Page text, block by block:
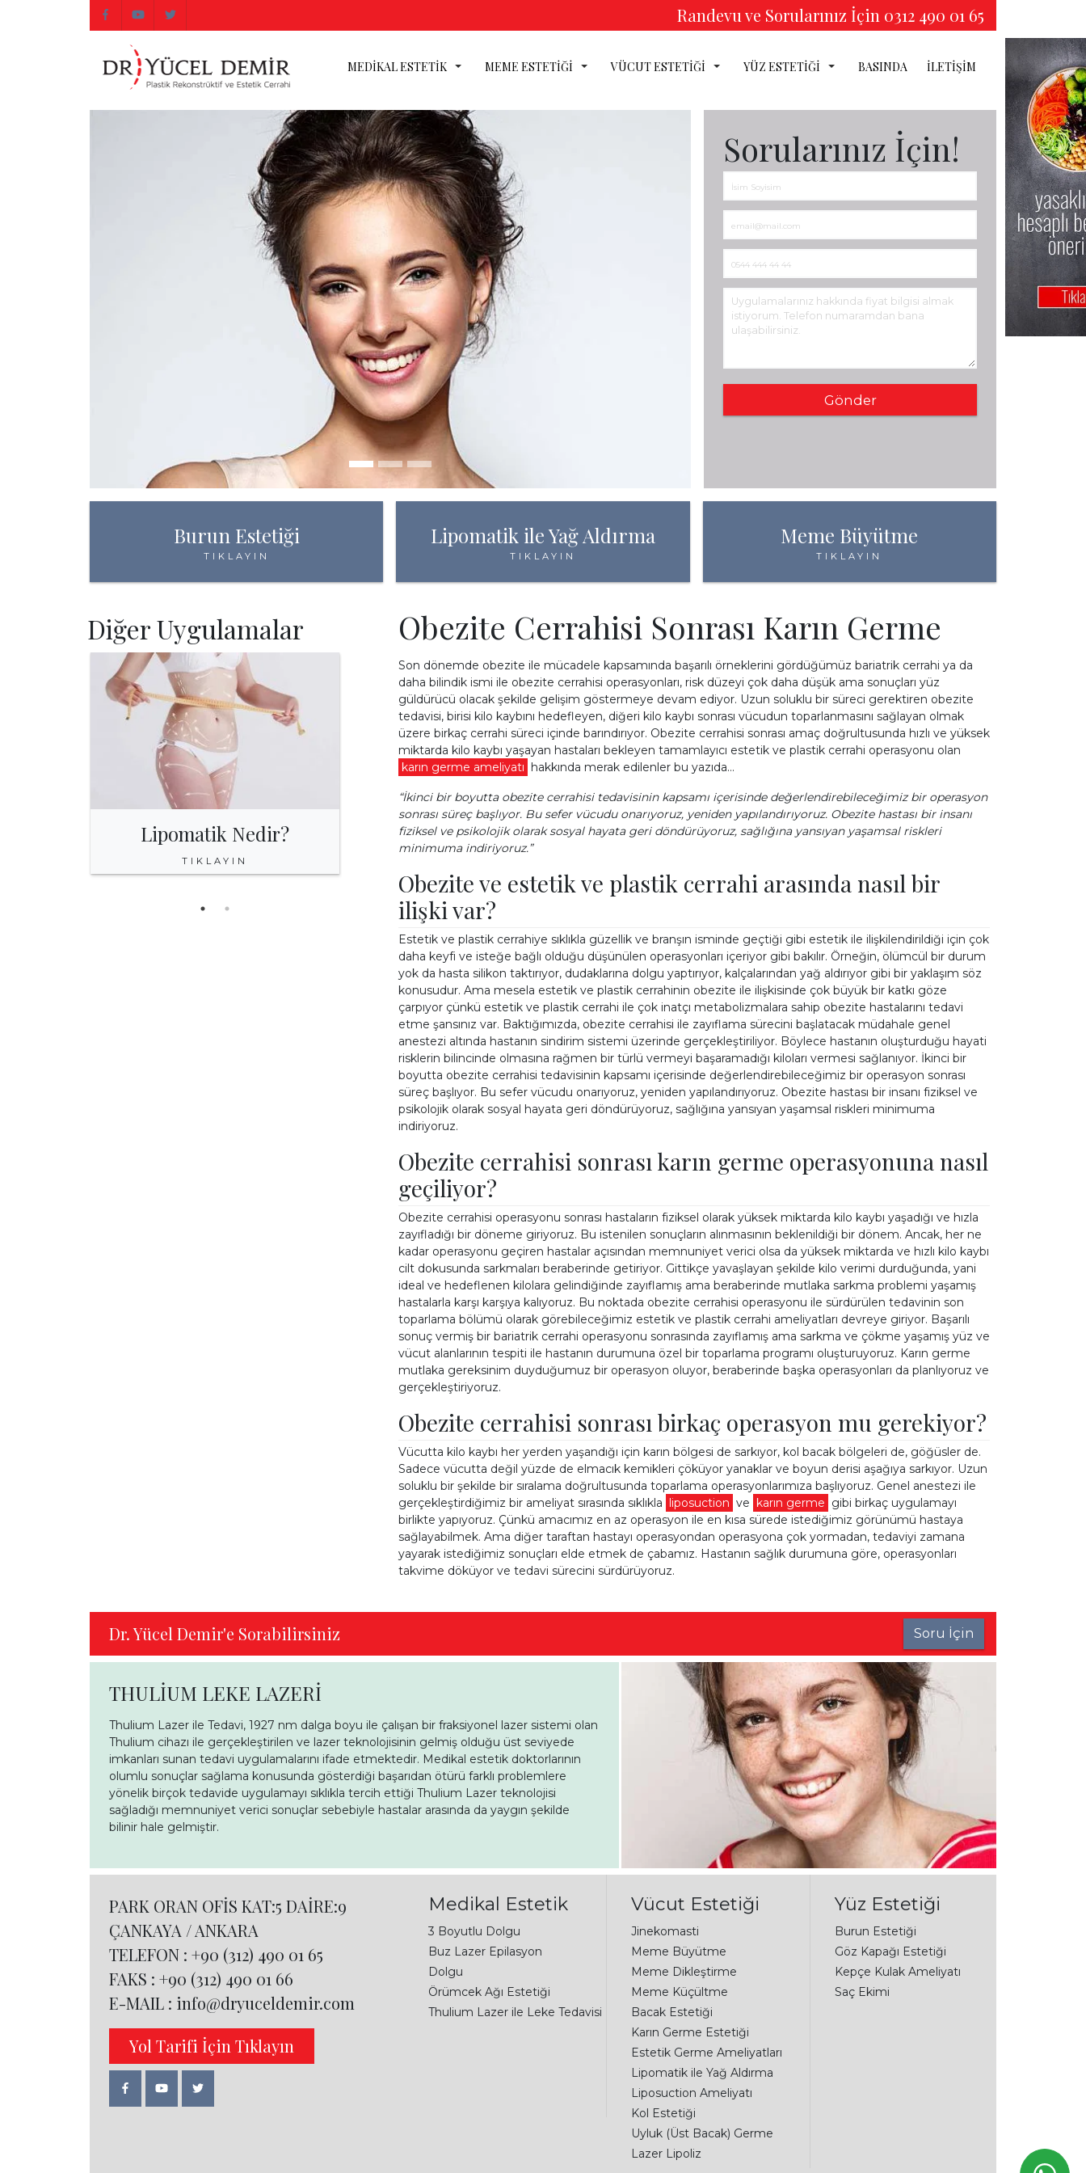
Randevu ve Sorularınız İçin 0312 490 01 65
MEDİKAL ESTETİK MEME ESTETİĞİ VÜCUT ESTETİĞİ YÜZ ESTETİĞİ BASINDA İLETİŞİM
MEDİKAL ESTETİK
MEME ESTETİĞİ
VÜCUT ESTETİĞİ
YÜZ ESTETİĞİ
BASINDA
İLETİŞİM
Sorularınız İçin!
Burun Estetiği
TIKLAYIN
Lipomatik ile Yağ Aldırma
TIKLAYIN
Meme Büyütme
TIKLAYIN
Diğer Uygulamalar
Lipomatik Nedir?
TIKLAYIN
Estetik Germe
Ameliyatları
TIKLAYIN
Obezite Cerrahisi Sonrası Karın Germe
Son dönemde obezite ile mücadele kapsamında başarılı örneklerini gördüğümüz bariatrik cerrahi ya da
daha bilindik ismi ile obezite cerrahisi operasyonları, risk düzeyi çok daha düşük ama sonuçları yüz
güldürücü olacak şekilde gelişim göstermeye devam ediyor. Uzun soluklu bir süreci gerektiren obezite
tedavisi, birisi kilo kaybını hedefleyen, diğeri kilo kaybı sonrası vücudun toparlanmasını sağlayan olmak
üzere birkaç cerrahi süreci içinde barındırıyor. Obezite cerrahisi sonrası amaç doğrultusunda hızlı ve yüksek
miktarda kilo kaybı yaşayan hastaları bekleyen tamamlayıcı estetik ve plastik cerrahi operasyonu olan
karın germe ameliyatı hakkında merak edilenler bu yazıda…
“İkinci bir boyutta obezite cerrahisi tedavisinin kapsamı içerisinde değerlendirebileceğimiz bir operasyon
sonrası süreç başlıyor. Bu sefer vücudu onarıyoruz, yeniden yapılandırıyoruz. Obezite hastası bir insanı
fiziksel ve psikolojik olarak sosyal hayata geri döndürüyoruz, sağlığına yansıyan yaşamsal riskleri
minimuma indiriyoruz.”
Obezite ve estetik ve plastik cerrahi arasında nasıl bir
ilişki var?
Estetik ve plastik cerrahiye sıklıkla güzellik ve branşın isminde geçtiği gibi estetik ile ilişkilendirildiği için çok
daha keyfi ve isteğe bağlı olduğu düşünülen operasyonları içeriyor gibi bakılır. Örneğin, ölümcül bir durum
yok da hasta silikon taktırıyor, dudaklarına dolgu yaptırıyor, kalçalarından yağ aldırıyor gibi bir yaklaşım söz
konusudur. Ama mesela estetik ve plastik cerrahinin obezite ile ilişkisinde çok büyük bir katkı göze
çarpıyor çünkü estetik ve plastik cerrahi ile çok inatçı metabolizmalara sahip obezite hastalarını tedavi
etme şansınız var. Baktığımızda, obezite cerrahisi ile zayıflama sürecini başlatacak müdahale genel
anestezi altında hastanın sindirim sistemi üzerinde gerçekleştiriliyor. Böylece hastanın oluşturduğu hayati
risklerin bilincinde olmasına rağmen bir türlü vermeyi başaramadığı kiloları vermesi sağlanıyor. İkinci bir
boyutta obezite cerrahisi tedavisinin kapsamı içerisinde değerlendirebileceğimiz bir operasyon sonrası
süreç başlıyor. Bu sefer vücudu onarıyoruz, yeniden yapılandırıyoruz. Obezite hastası bir insanı fiziksel ve
psikolojik olarak sosyal hayata geri döndürüyoruz, sağlığına yansıyan yaşamsal riskleri minimuma
indiriyoruz.
Obezite cerrahisi sonrası karın germe operasyonuna nasıl
geçiliyor?
Obezite cerrahisi operasyonu sonrası hastaların fiziksel olarak yüksek miktarda kilo kaybı yaşadığı ve hızla
zayıfladığı bir döneme giriyoruz. Bu istenilen sonuçların alınmasının beklenildiği bir dönem. Ancak, her ne
kadar operasyonu geçiren hastalar açısından memnuniyet verici olsa da yüksek miktarda ve hızlı kilo kaybı
cilt dokusunda sarkmaları beraberinde getiriyor. Gittikçe yavaşlayan şekilde kilo verimi durduğunda, yani
ideal ve hedeflenen kilolara gelindiğinde zayıflamış ama beraberinde mutlaka sarkma problemi yaşamış
hastalarla karşı karşıya kalıyoruz. Bu noktada obezite cerrahisi operasyonu ile sürdürülen tedavinin son
toparlama bölümü olarak görebileceğimiz estetik ve plastik cerrahi ameliyatları devreye giriyor. Başarılı
sonuç vermiş bir bariatrik cerrahi operasyonu sonrasında zayıflamış ama sarkma ve çökme yaşamış yüz ve
vücut alanlarının tespiti ile hastanın durumuna özel bir toparlama programı oluşturuyoruz. Karın germe
mutlaka gereksinim duyduğumuz bir operasyon oluyor, beraberinde başka operasyonları da planlıyoruz ve
gerçekleştiriyoruz.
Obezite cerrahisi sonrası birkaç operasyon mu gerekiyor?
Vücutta kilo kaybı her yerden yaşandığı için karın bölgesi de sarkıyor, kol bacak bölgeleri de, göğüsler de.
Sadece vücutta değil yüzde de elmacık kemikleri çöküyor yanaklar ve boyun derisi aşağıya sarkıyor. Uzun
soluklu bir şekilde bir sıralama doğrultusunda toparlama operasyonlarımıza başlıyoruz. Genel anestezi ile
gerçekleştirdiğimiz bir ameliyat sırasında sıklıkla liposuction ve karın germe gibi birkaç uygulamayı
birlikte yapıyoruz. Çünkü amacımız en az operasyon ile en kısa sürede istediğimiz görünümü hastaya
sağlayabilmek. Ama diğer taraftan hastayı operasyondan operasyona çok yormadan, tedaviyi zamana
yayarak istediğimiz sonuçları elde etmek de çabamız. Hastanın sağlık durumuna göre, operasyonları
takvime döküyor ve tedavi sürecini sürdürüyoruz.
Dr. Yücel Demir'e Sorabilirsiniz Soru İçin
THULİUM LEKE LAZERİ
Thulium Lazer ile Tedavi, 1927 nm dalga boyu ile çalışan bir fraksiyonel lazer sistemi olan
Thulium cihazı ile gerçekleştirilen ve lazer teknolojisinin gelmiş olduğu üst seviyede
imkanları sunan tedavi uygulamalarını ifade etmektedir. Medikal estetik doktorlarının
olumlu sonuçlar sağlama konusunda gösterdiği başarıdan ötürü farklı problemlere
yönelik birçok tedavide uygulamayı sıklıkla tercih ettiği Thulium Lazer teknolojisi
sağladığı memnuniyet verici sonuçlar sebebiyle hastalar arasında da yaygın şekilde
bilinir hale gelmiştir.
PARK ORAN OFİS KAT:5 DAİRE:9
ÇANKAYA / ANKARA
TELEFON : +90 (312) 490 01 65
FAKS : +90 (312) 490 01 66
E-MAIL : info@dryuceldemir.com
Yol Tarifi İçin Tıklayın
Medikal Estetik
3 Boyutlu Dolgu
Buz Lazer Epilasyon
Dolgu
Örümcek Ağı Estetiği
Thulium Lazer ile Leke Tedavisi
Vücut Estetiği
Jinekomasti
Meme Büyütme
Meme Dikleştirme
Meme Küçültme
Bacak Estetiği
Karın Germe Estetiği
Estetik Germe Ameliyatları
Lipomatik ile Yağ Aldırma
Liposuction Ameliyatı
Kol Estetiği
Uyluk (Üst Bacak) Germe
Lazer Lipoliz
Yüz Estetiği
Burun Estetiği
Göz Kapağı Estetiği
Kepçe Kulak Ameliyatı
Saç Ekimi